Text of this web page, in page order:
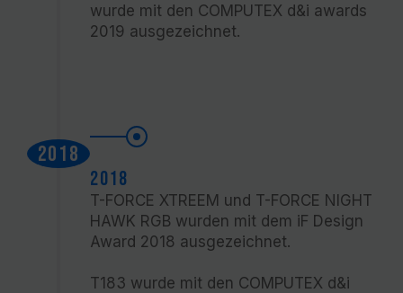
wurde mit den COMPUTEX d&i awards
2019 ausgezeichnet.
2018
2018
T-FORCE XTREEM und T-FORCE NIGHT
HAWK RGB wurden mit dem iF Design
Award 2018 ausgezeichnet.
T183 wurde mit den COMPUTEX d&i